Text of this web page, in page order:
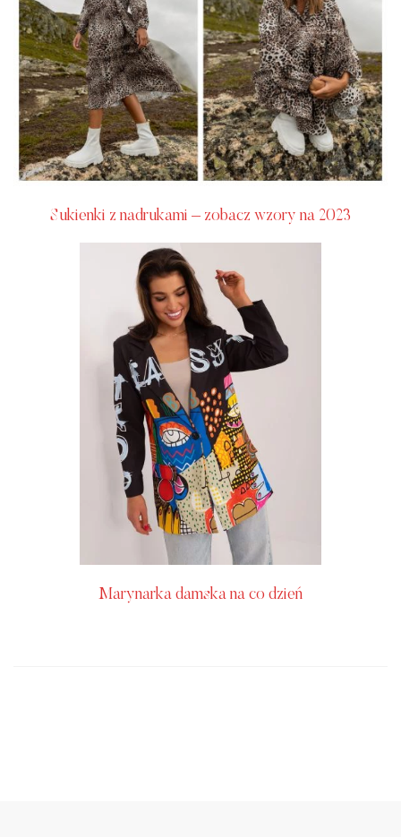
Sukienki z nadrukami – zobacz wzory na 2023
Marynarka damska na co dzień